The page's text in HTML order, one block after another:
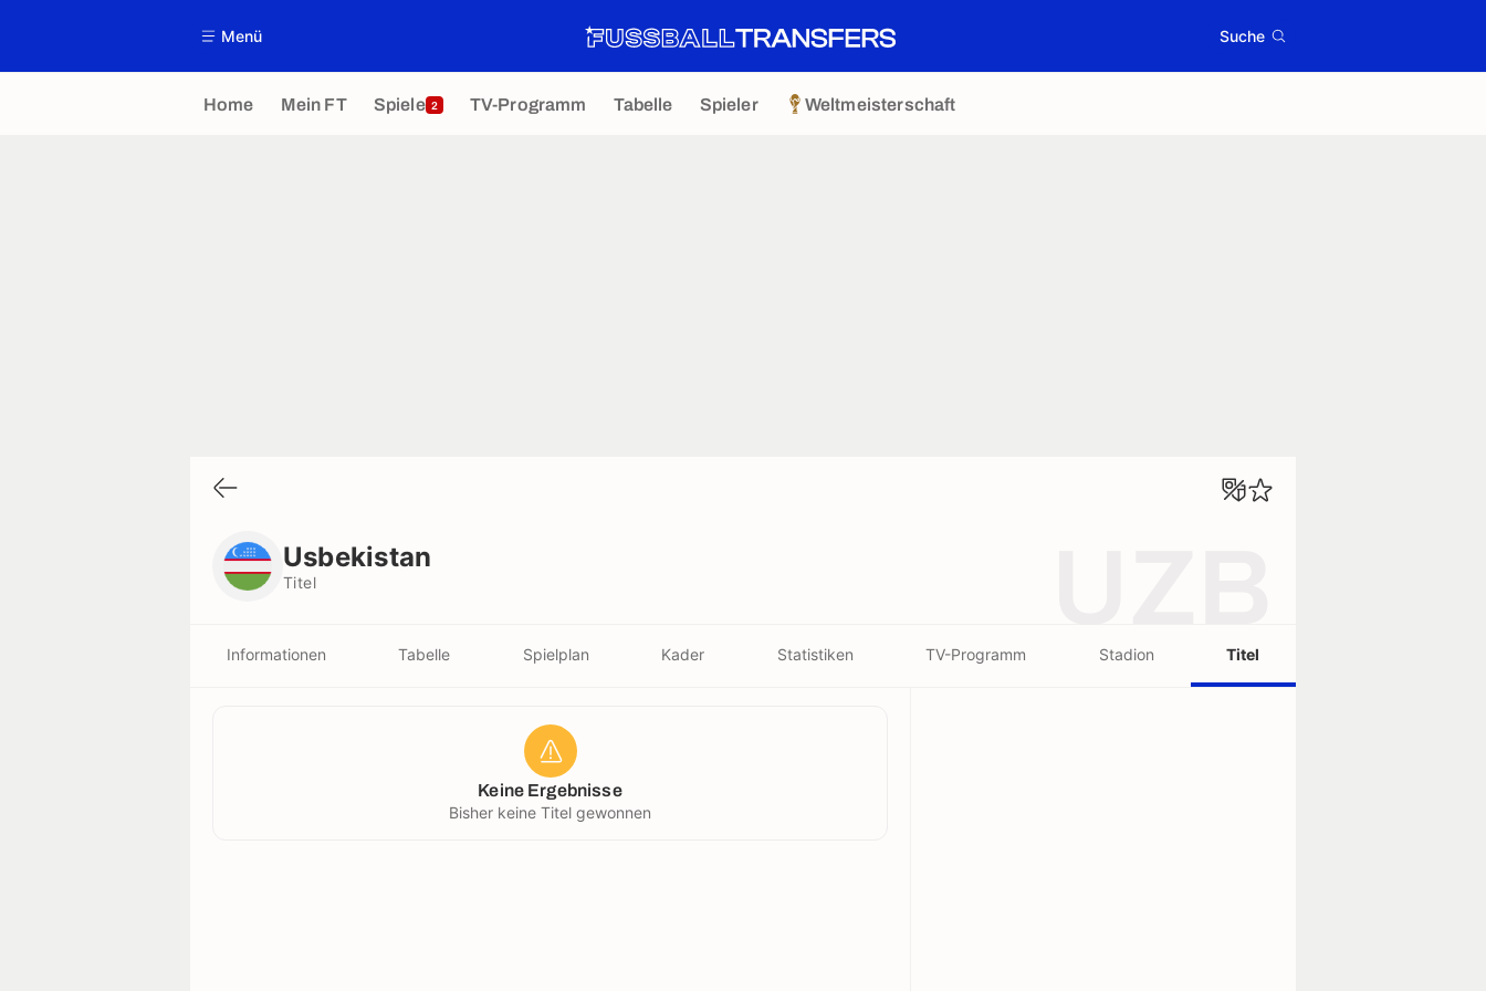
Menü Suche
Home Mein FT Spiele 2 TV-Programm Tabelle Spieler Weltmeisterschaft
Usbekistan
Titel
Informationen Tabelle Spielplan Kader Statistiken TV-Programm Stadion Titel
Keine Ergebnisse
Bisher keine Titel gewonnen